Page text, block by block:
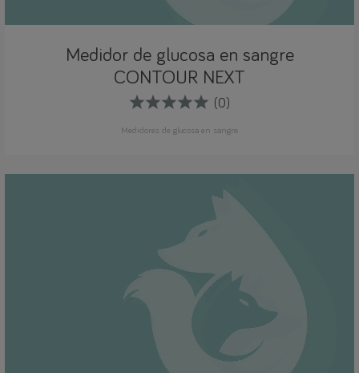
Medidor de glucosa en sangre
CONTOUR NEXT
(0)
Medidores de glucosa en sangre